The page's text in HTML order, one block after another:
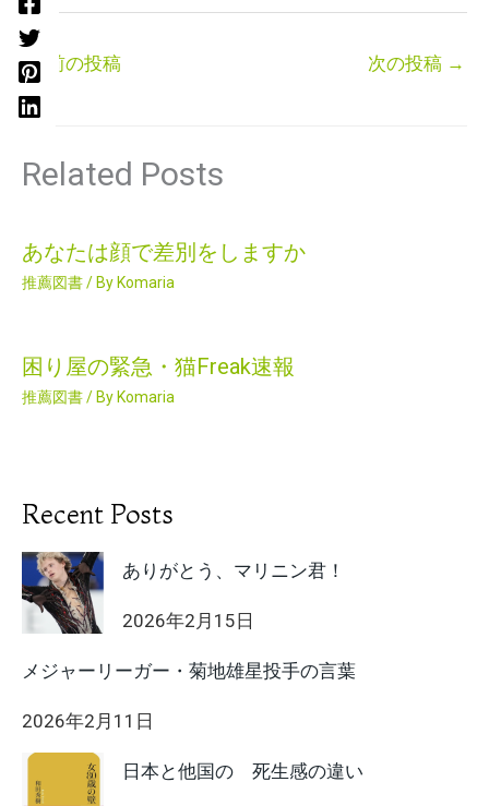
← 前の投稿 次の投稿 →
Related Posts
あなたは顔で差別をしますか
推薦図書/ By Komaria
困り屋の緊急・猫Freak速報
推薦図書/ By Komaria
Recent Posts
ありがとう、マリニン君！
2026年2月15日
メジャーリーガー・菊地雄星投手の言葉
2026年2月11日
日本と他国の 死生感の違い